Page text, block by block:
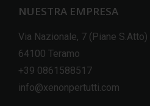
NUESTRA EMPRESA
Via Nazionale, 7 (Piane S.Atto)
64100 Teramo
+39 0861588517
info@xenonpertutti.com